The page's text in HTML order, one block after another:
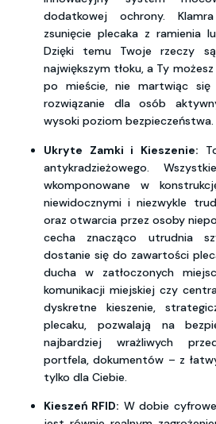
dodatkowej ochrony.
zsunięcie plecaka z ramienia
Dzięki temu Twoje rzeczy
największym tłoku, a Ty
po mieście, nie martwiąc się
rozwiązanie dla osób
wysoki poziom bezpieczeństwa.
Ukryte Zamki i Kieszenie:
antykradzieżowego.
wkomponowane w
niewidocznymi i niezwykle
oraz otwarcia przez osoby
cecha znacząco utrudnia
dostanie się do zawartości
ducha w zatłoczonych
komunikacji miejskiej czy
dyskretne kieszenie,
plecaku, pozwalają na
najbardziej wrażliwych
portfela, dokumentów – z
tylko dla Ciebie.
Kieszeń RFID: W dobie